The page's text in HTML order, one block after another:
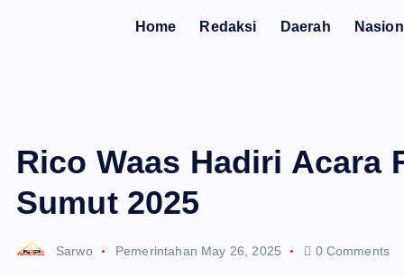
Home Redaksi Daerah
Rico Waas Hadiri Acara
Sumut 2025
Sarwo Pemerintahan May 26, 2025 0 Comments